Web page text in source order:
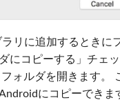
ラリに追加するときに
にコピーする」チェ
ォルダを開きます。
にコピーできま